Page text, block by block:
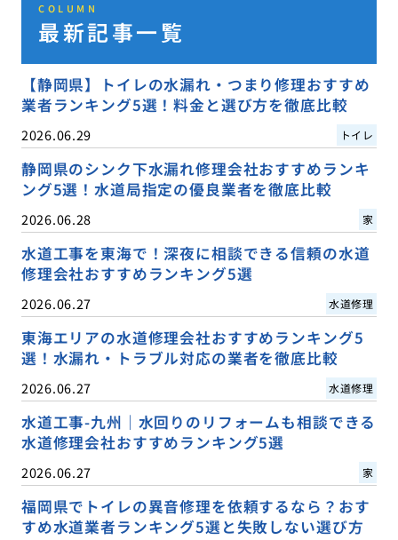
COLUMN
最新記事一覧
【静岡県】トイレの水漏れ・つまり修理おすすめ
業者ランキング5選！料金と選び方を徹底比較
2026.06.29 トイレ
静岡県のシンク下水漏れ修理会社おすすめランキ
ング5選！水道局指定の優良業者を徹底比較
2026.06.28 家
水道工事を東海で！深夜に相談できる信頼の水道
修理会社おすすめランキング5選
2026.06.27 水道修理
東海エリアの水道修理会社おすすめランキング5
選！水漏れ・トラブル対応の業者を徹底比較
2026.06.27 水道修理
水道工事-九州｜水回りのリフォームも相談できる
水道修理会社おすすめランキング5選
2026.06.27 家
福岡県でトイレの異音修理を依頼するなら？おす
すめ水道業者ランキング5選と失敗しない選び方